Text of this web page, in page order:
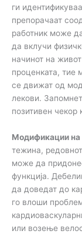
ги
препорачаат
работник може
да вклучи
начинот на
проценката, тие
се движат од
лекови.
позитивен
Модификации на
тежина,
може да
функција.
да доведат до
го влоши
или возење